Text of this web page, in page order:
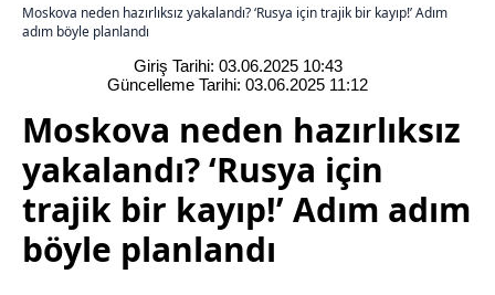
Moskova neden hazırlıksız yakalandı? ‘Rusya için trajik bir kayıp!’ Adım
adım böyle planlandı
Giriş Tarihi: 03.06.2025 10:43
Güncelleme Tarihi: 03.06.2025 11:12
Moskova neden hazırlıksız
yakalandı? ‘Rusya için
trajik bir kayıp!’ Adım adım
böyle planlandı